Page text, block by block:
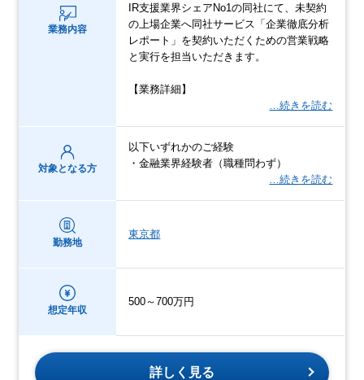
業務内容
IR支援業界シェアNo1の同社にて、未契約
の上場企業へ同社サービス「企業徹底分析
レポート」を契約いただくための営業戦略
と実行を担当いただきます。
【業務詳細】
…続きを読む
対象となる方
以下いずれかのご経験
・金融業界経験者（職種問わず）
…続きを読む
勤務地
東京都
想定年収
500～700万円
詳しく見る